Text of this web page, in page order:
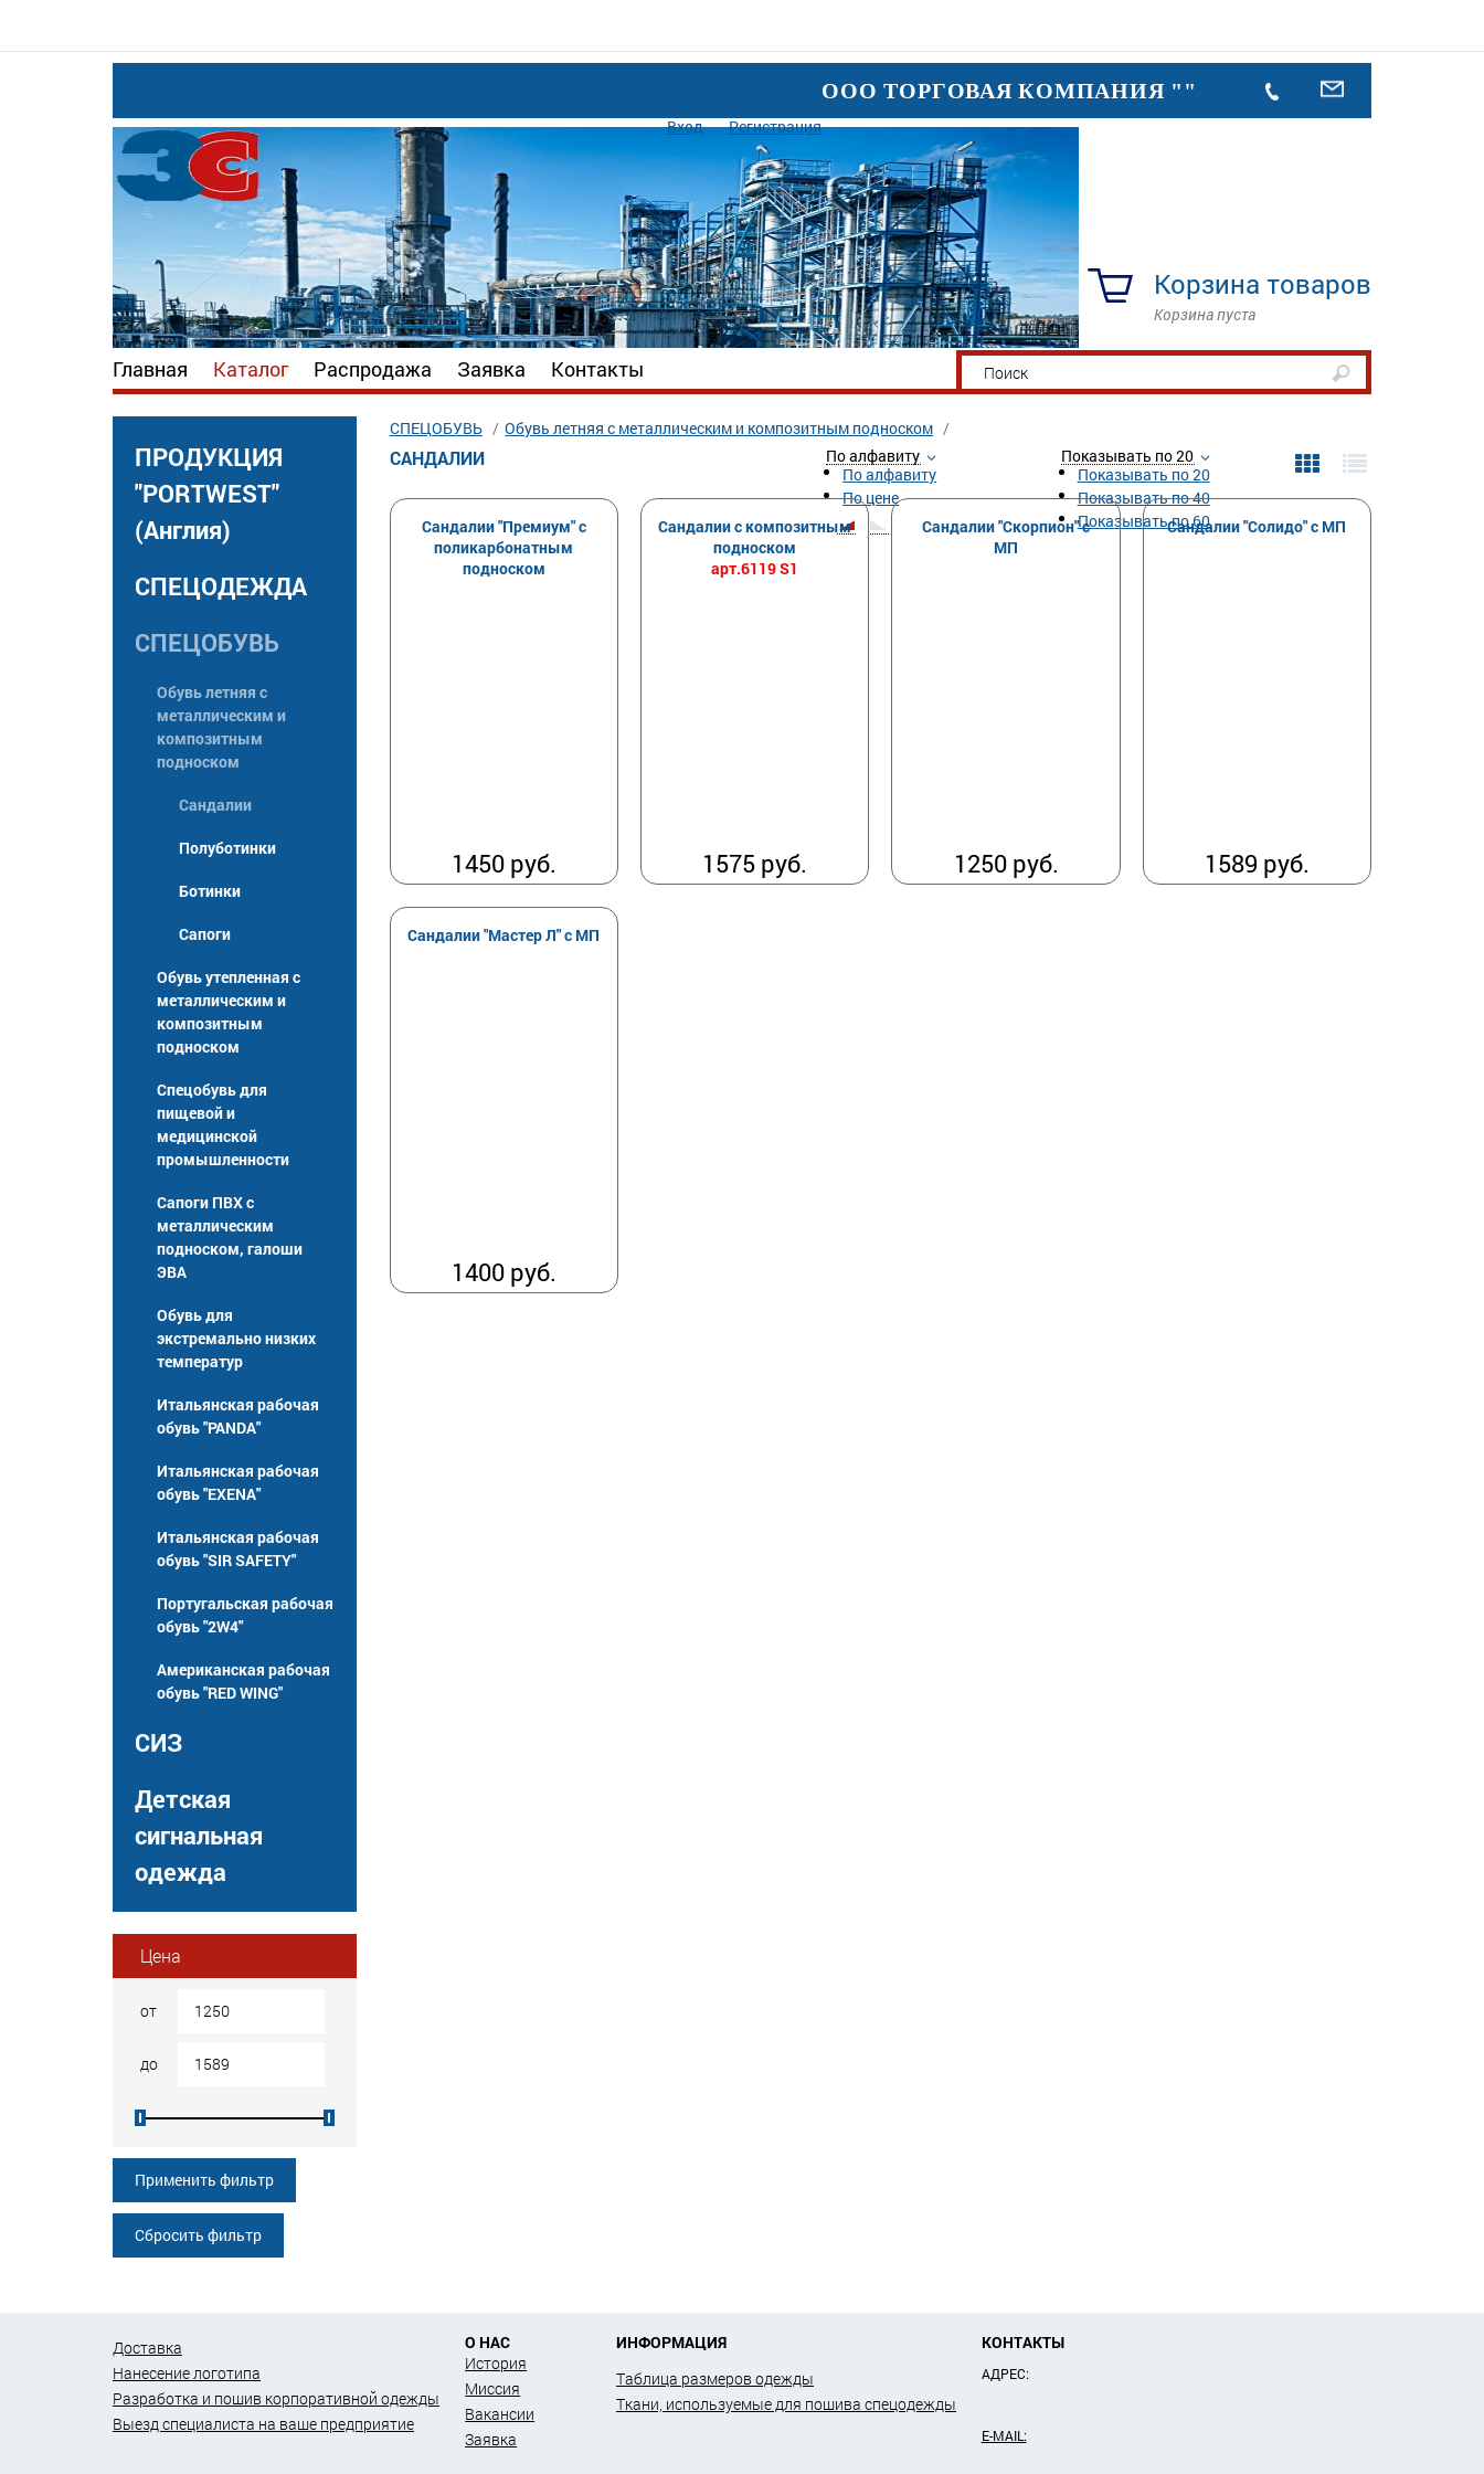
ООО ТОРГОВАЯ КОМПАНИЯ ""
Вход Регистрация
Корзина товаров
Корзина пуста
Главная Каталог Распродажа Заявка Контакты
ПРОДУКЦИЯ
"PORTWEST"
(Англия)
СПЕЦОДЕЖДА
СПЕЦОБУВЬ
Обувь летняя с
металлическим и
композитным
подноском
Сандалии
Полуботинки
Ботинки
Сапоги
Обувь утепленная с
металлическим и
композитным
подноском
Спецобувь для
пищевой и
медицинской
промышленности
Сапоги ПВХ с
металлическим
подноском, галоши
ЭВА
Обувь для
экстремально низких
температур
Итальянская рабочая
обувь "PANDA"
Итальянская рабочая
обувь "EXENA"
Итальянская рабочая
обувь "SIR SAFETY"
Португальская рабочая
обувь "2W4"
Американская рабочая
обувь "RED WING"
СИЗ
Детская
сигнальная
одежда
Цена
от
до
Применить фильтр
Сбросить фильтр
СПЕЦОБУВЬ
Обувь летняя с металлическим и композитным подноском
По алфавиту
По алфавиту
По цене
Показывать по 20
Показывать по 20
Показывать по 40
Показывать по 60
САНДАЛИИ
Сандалии "Премиум" с
поликарбонатным
подноском
1450 руб.
Сандалии с композитным
подноском
арт.6119 S1
1575 руб.
Сандалии "Скорпион" с
МП
1250 руб.
Сандалии "Солидо" с МП
1589 руб.
Сандалии "Мастер Л" с МП
1400 руб.
Доставка
Нанесение логотипа
Разработка и пошив корпоративной одежды
Выезд специалиста на ваше предприятие
О НАС
История
Миссия
Вакансии
Заявка
ИНФОРМАЦИЯ
Таблица размеров одежды
Ткани, используемые для пошива спецодежды
КОНТАКТЫ
АДРЕС:
E-MAIL: